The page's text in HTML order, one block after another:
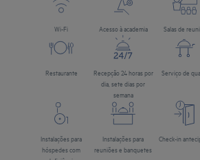
Wi-Fi Acesso à academia Salas de
Restaurante
Recepção 24 horas por
dia, sete dias por
semana
Serviço de
Instalações para
hóspedes com
Instalações para
reuniões e banquetes
Check-in